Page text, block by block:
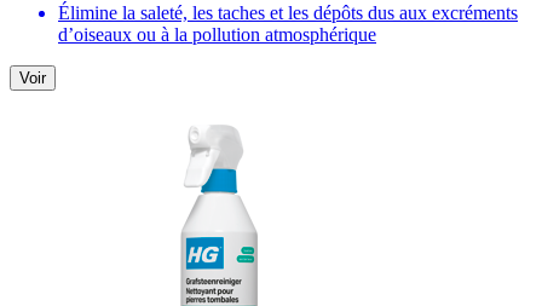
Élimine la saleté, les taches et les dépôts dus aux excréments
d’oiseaux ou à la pollution atmosphérique
Voir